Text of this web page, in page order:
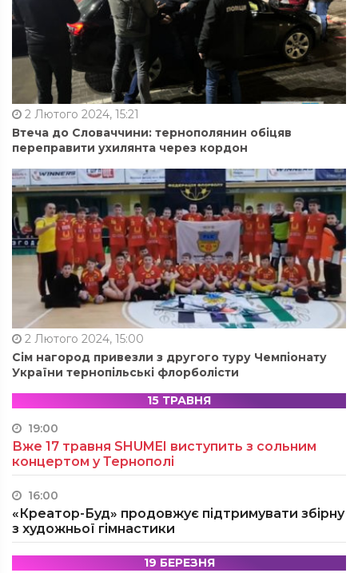
2 Лютого 2024, 15:21
Втеча до Словаччини: тернополянин обіцяв
переправити ухилянта через кордон
2 Лютого 2024, 15:00
Сім нагород привезли з другого туру Чемпіонату
України тернопільські флорболісти
15 ТРАВНЯ
19:00
Вже 17 травня SHUMEI виступить з сольним
концертом у Тернополі
16:00
«Креатор-Буд» продовжує підтримувати збірну
з художньої гімнастики
19 БЕРЕЗНЯ